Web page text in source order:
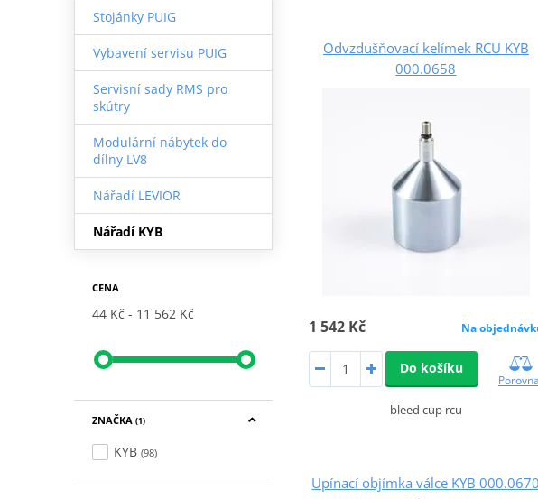
Stojánky PUIG
Vybavení servisu PUIG
Servisní sady RMS pro
skútry
Modulární nábytek do
dílny LV8
Nářadí LEVIOR
Nářadí KYB
CENA
44 Kč 11 562 Kč
ZNAČKA (1)
KYB (98)
Odvzdušňovací kelímek RCU KYB
000.0658
1 542 Kč Na
Do košíku
bleed cup rcu
Upínací objímka válce KYB 000.0670